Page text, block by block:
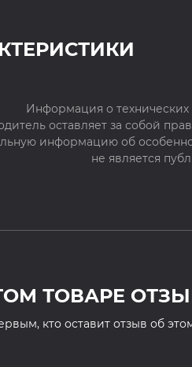
Информация о
оставляет за собой
информацию об
не является
ТОВАРЕ
кто оставит отзыв об